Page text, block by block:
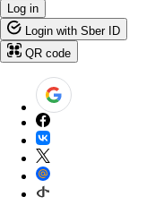
Log in
Login with Sber ID
QR code